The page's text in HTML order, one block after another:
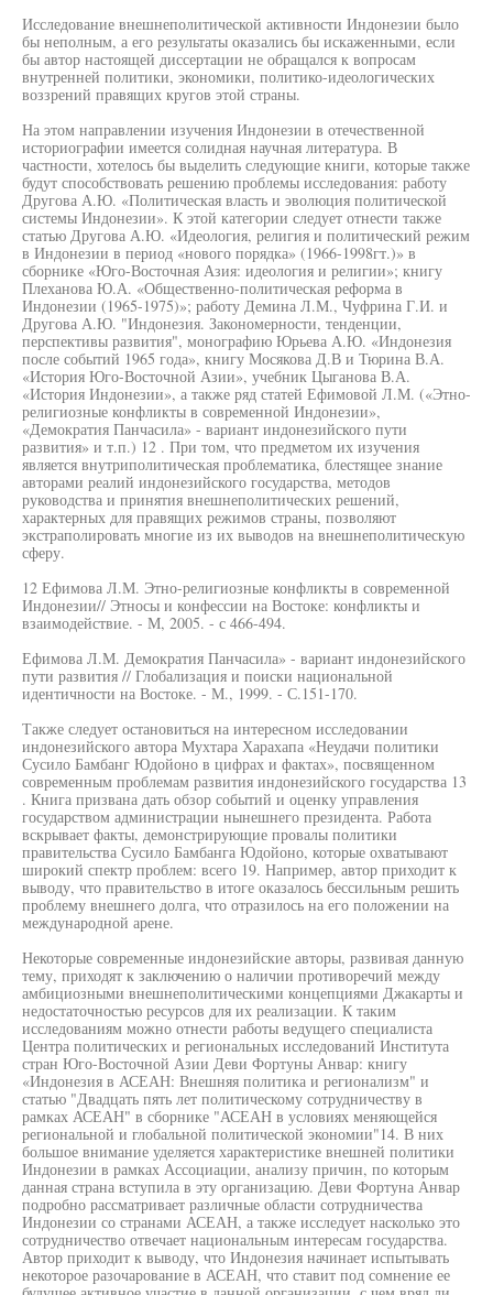
Исследование внешнеполитической активности Индонезии было
бы неполным, а его результаты оказались бы искаженными, если
бы автор настоящей диссертации не обращался к вопросам
внутренней политики, экономики, политико-идеологических
воззрений правящих кругов этой страны.
На этом направлении изучения Индонезии в отечественной
историографии имеется солидная научная литература. В
частности, хотелось бы выделить следующие книги, которые также
будут способствовать решению проблемы исследования: работу
Другова А.Ю. «Политическая власть и эволюция политической
системы Индонезии». К этой категории следует отнести также
статью Другова А.Ю. «Идеология, религия и политический режим
в Индонезии в период «нового порядка» (1966-1998гт.)» в
сборнике «Юго-Восточная Азия: идеология и религии»; книгу
Плеханова Ю.А. «Общественно-политическая реформа в
Индонезии (1965-1975)»; работу Демина Л.М., Чуфрина Г.И. и
Другова А.Ю. "Индонезия. Закономерности, тенденции,
перспективы развития", монографию Юрьева А.Ю. «Индонезия
после событий 1965 года», книгу Мосякова Д.В и Тюрина В.А.
«История Юго-Восточной Азии», учебник Цыганова В.А.
«История Индонезии», а также ряд статей Ефимовой Л.М. («Этно-
религиозные конфликты в современной Индонезии»,
«Демократия Панчасила» - вариант индонезийского пути
развития» и т.п.) 12 . При том, что предметом их изучения
является внутриполитическая проблематика, блестящее знание
авторами реалий индонезийского государства, методов
руководства и принятия внешнеполитических решений,
характерных для правящих режимов страны, позволяют
экстраполировать многие из их выводов на внешнеполитическую
сферу.
12 Ефимова Л.М. Этно-религиозные конфликты в современной
Индонезии// Этносы и конфессии на Востоке: конфликты и
взаимодействие. - М, 2005. - с 466-494.
Ефимова Л.М. Демократия Панчасила» - вариант индонезийского
пути развития // Глобализация и поиски национальной
идентичности на Востоке. - М., 1999. - С.151-170.
Также следует остановиться на интересном исследовании
индонезийского автора Мухтара Харахапа «Неудачи политики
Сусило Бамбанг Юдойоно в цифрах и фактах», посвященном
современным проблемам развития индонезийского государства 13
. Книга призвана дать обзор событий и оценку управления
государством администрации нынешнего президента. Работа
вскрывает факты, демонстрирующие провалы политики
правительства Сусило Бамбанга Юдойоно, которые охватывают
широкий спектр проблем: всего 19. Например, автор приходит к
выводу, что правительство в итоге оказалось бессильным решить
проблему внешнего долга, что отразилось на его положении на
международной арене.
Некоторые современные индонезийские авторы, развивая данную
тему, приходят к заключению о наличии противоречий между
амбициозными внешнеполитическими концепциями Джакарты и
недостаточностью ресурсов для их реализации. К таким
исследованиям можно отнести работы ведущего специалиста
Центра политических и региональных исследований Института
стран Юго-Восточной Азии Деви Фортуны Анвар: книгу
«Индонезия в АСЕАН: Внешняя политика и регионализм" и
статью "Двадцать пять лет политическому сотрудничеству в
рамках АСЕАН" в сборнике "АСЕАН в условиях меняющейся
региональной и глобальной политической экономии"14. В них
большое внимание уделяется характеристике внешней политики
Индонезии в рамках Ассоциации, анализу причин, по которым
данная страна вступила в эту организацию. Деви Фортуна Анвар
подробно рассматривает различные области сотрудничества
Индонезии со странами АСЕАН, а также исследует насколько это
сотрудничество отвечает национальным интересам государства.
Автор приходит к выводу, что Индонезия начинает испытывать
некоторое разочарование в АСЕАН, что ставит под сомнение ее